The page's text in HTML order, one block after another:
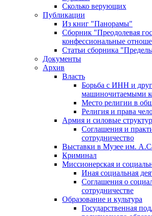
Сколько верующих
Публикации
Из книг "Панорамы"
Сборник "Преодолевая
конфессиональные
Статьи сборника
Документы
Архив
Власть
Борьба с ИНН и
машиночитаемыми
Место религии в
Религия и права
Армия и силовые
Соглашения и
сотрудничество
Выставки в Музее им.
Криминал
Миссионерская и
Иная социальная
Соглашения о
сотрудничестве
Образование и культура
Государственная